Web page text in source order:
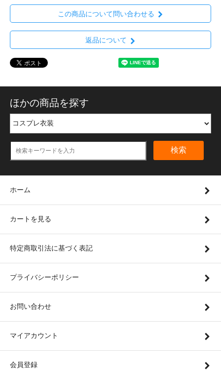
この商品について問い合わせる
返品について
ほかの商品を探す
検索
ホーム
カートを見る
特定商取引法に基づく表記
プライバシーポリシー
お問い合わせ
マイアカウント
会員登録